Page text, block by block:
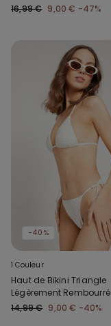
16,99 € 9,00 € -47%
-40%
1 Couleur
Haut de Bikini Triangle
Légèrement Rembourré
Piqué Wave
14,99 € 9,00 € -40%